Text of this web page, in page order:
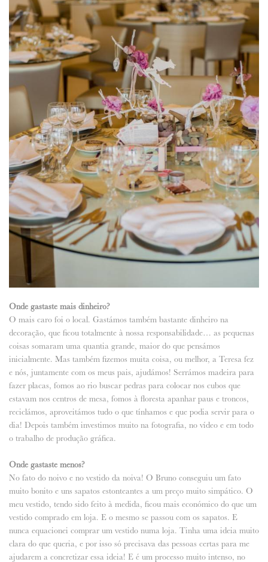
Onde gastaste mais dinheiro?
O mais caro foi o local. Gastámos também bastante dinheiro na
decoração, que ficou totalmente à nossa responsabilidade… as pequenas
coisas somaram uma quantia grande, maior do que pensámos
inicialmente. Mas também fizemos muita coisa, ou melhor, a Teresa fez
e nós, juntamente com os meus pais, ajudámos! Serrámos madeira para
fazer placas, fomos ao rio buscar pedras para colocar nos cubos que
estavam nos centros de mesa, fomos à floresta apanhar paus e troncos,
reciclámos, aproveitámos tudo o que tínhamos e que podia servir para o
dia! Depois também investimos muito na fotografia, no vídeo e em todo
o trabalho de produção gráfica.
Onde gastaste menos?
No fato do noivo e no vestido da noiva! O Bruno conseguiu um fato
muito bonito e uns sapatos estonteantes a um preço muito simpático. O
meu vestido, tendo sido feito à medida, ficou mais económico do que um
vestido comprado em loja. E o mesmo se passou com os sapatos. E
nunca equacionei comprar um vestido numa loja. Tinha uma ideia muito
clara do que queria, e por isso só precisava das pessoas certas para me
ajudarem a concretizar essa ideia! E é um processo muito intenso, no